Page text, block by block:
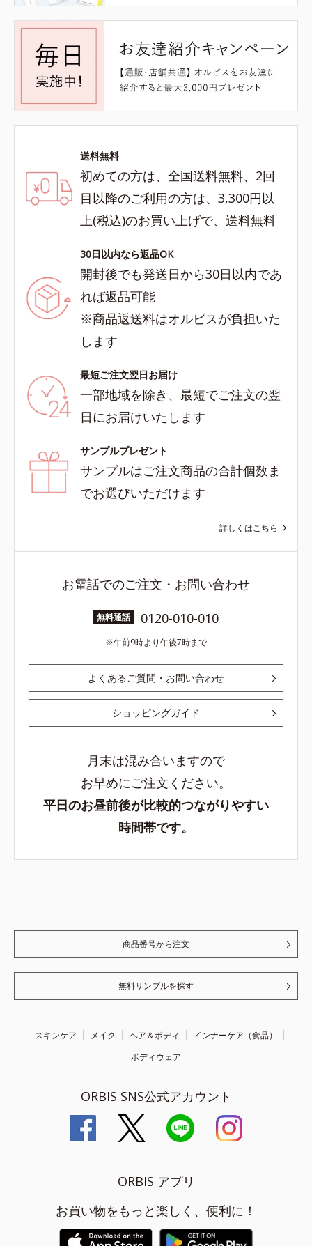
送料無料
初めての方は、全国送料無料、2回
目以降のご利用の方は、3,300円以
上(税込)のお買い上げで、送料無料
30日以内なら返品OK
開封後でも発送日から30日以内であ
れば返品可能
※商品返送料はオルビスが負担いた
します
最短ご注文翌日お届け
一部地域を除き、最短でご注文の翌
日にお届けいたします
サンプルプレゼント
サンプルはご注文商品の合計個数ま
でお選びいただけます
詳しくはこちら
お電話でのご注文・お問い合わせ
無料通話 0120-010-010
午前9時より午後7時まで
よくあるご質問・お問い合わせ
ショッピングガイド
月末は混み合いますので
お早めにご注文ください。
平日のお昼前後が比較的つながりやすい
時間帯です。
商品番号から注文
無料サンプルを探す
スキンケア メイク ヘア＆ボディ
インナーケア（食品）
ボディウェア
ORBIS SNS公式アカウント
ORBIS アプリ
お買い物をもっと楽しく、便利に！